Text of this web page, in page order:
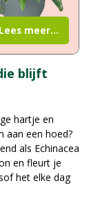
blijft
hartje en
aan een hoed?
als Echinacea
en fleurt je
het elke dag
Lees meer...